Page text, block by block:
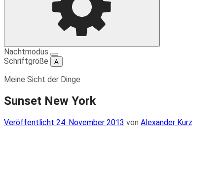
Einstellungen
Nachtmodus
Schriftgröße
A
Meine Sicht der Dinge
Sunset New York
Veröffentlicht
Veröffentlicht 24. November 2013 von Alexander Kurz